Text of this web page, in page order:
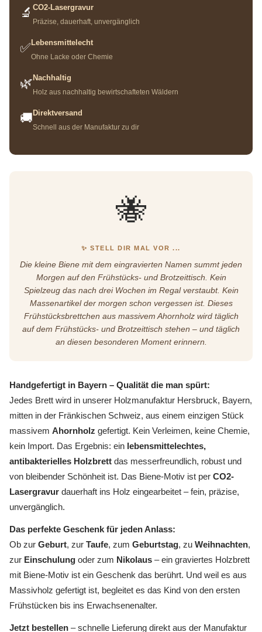
🐝
✨ STELL DIR MAL VOR ...
Die kleine Biene mit dem eingravierten Namen summt jeden
Morgen auf den Frühstücks- und Brotzeittisch. Kein
Spielzeug das nach drei Wochen im Regal verstaubt. Kein
Massenartikel der morgen schon vergessen ist. Dieses
Frühstücksbrettchen aus massivem Ahornholz wird täglich
auf dem Frühstücks- und Brotzeittisch stehen – und täglich
an diesen besonderen Moment erinnern.
Handgefertigt in Bayern – Qualität die man spürt:
Jedes Brett wird in unserer Holzmanufaktur Hersbruck, Bayern,
mitten in der Fränkischen Schweiz, aus einem einzigen Stück
massivem Ahornholz gefertigt. Kein Verleimen, keine Chemie,
kein Import. Das Ergebnis: ein lebensmittelechtes,
antibakterielles Holzbrett das messerfreundlich, robust und
von bleibender Schönheit ist. Das Biene-Motiv ist per CO2-
Lasergravur dauerhaft ins Holz eingearbeitet – fein, präzise,
unvergänglich.
Das perfekte Geschenk für jeden Anlass:
Ob zur Geburt, zur Taufe, zum Geburtstag, zu Weihnachten,
zur Einschulung oder zum Nikolaus – ein graviertes Holzbrett
mit Biene-Motiv ist ein Geschenk das berührt. Und weil es aus
Massivholz gefertigt ist, begleitet es das Kind von den ersten
Frühstücken bis ins Erwachsenenalter.
Jetzt bestellen – schnelle Lieferung direkt aus der Manufaktur
🔬 CO2-Lasergravur
Präzise, dauerhaft, unvergänglich
✅ Lebensmittelecht
Ohne Lacke oder Chemie
🌿 Nachhaltig
Holz aus nachhaltig bewirtschafteten Wäldern
🚚 Direktversand
Schnell aus der Manufaktur zu dir